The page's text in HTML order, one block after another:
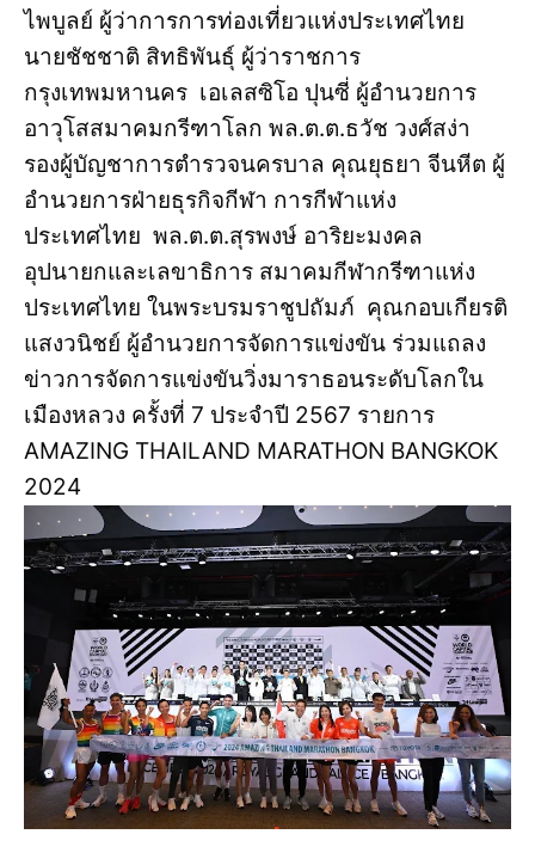
ไพบูลย์ ผู้ว่าการการท่องเที่ยวแห่งประเทศไทย
นายชัชชาติ สิทธิพันธุ์ ผู้ว่าราชการ
กรุงเทพมหานคร เอเลสซิโอ ปุนซี่ ผู้อำนวยการ
อาวุโสสมาคมกรีฑาโลก พล.ต.ต.ธวัช วงศ์สง่า
รองผู้บัญชาการตำรวจนครบาล คุณยุธยา จีนหีต ผู้
อำนวยการฝ่ายธุรกิจกีฬา การกีฬาแห่ง
ประเทศไทย พล.ต.ต.สุรพงษ์ อาริยะมงคล
อุปนายกและเลขาธิการ สมาคมกีฬากรีฑาแห่ง
ประเทศไทย ในพระบรมราชูปถัมภ์ คุณกอบเกียรติ
แสงวนิชย์ ผู้อำนวยการจัดการแข่งขัน ร่วมแถลง
ข่าวการจัดการแข่งขันวิ่งมาราธอนระดับโลกใน
เมืองหลวง ครั้งที่ 7 ประจำปี 2567 รายการ
AMAZING THAILAND MARATHON BANGKOK
2024